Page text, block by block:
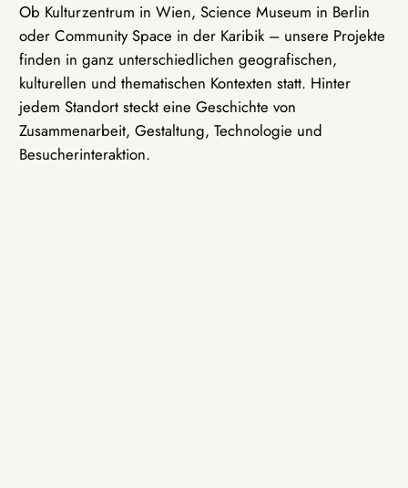
Ob Kulturzentrum in Wien, Science Museum in Berlin
oder Community Space in der Karibik – unsere Projekte
finden in ganz unterschiedlichen geografischen,
kulturellen und thematischen Kontexten statt. Hinter
jedem Standort steckt eine Geschichte von
Zusammenarbeit, Gestaltung, Technologie und
Besucherinteraktion.